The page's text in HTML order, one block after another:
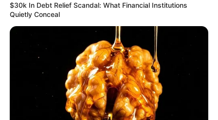
She Spends Millions To Transform Herself Into A
Barbie Doll!
BRAINBERRIES
$30k In Debt Relief Scandal: What Financial Institutions
Quietly Conceal